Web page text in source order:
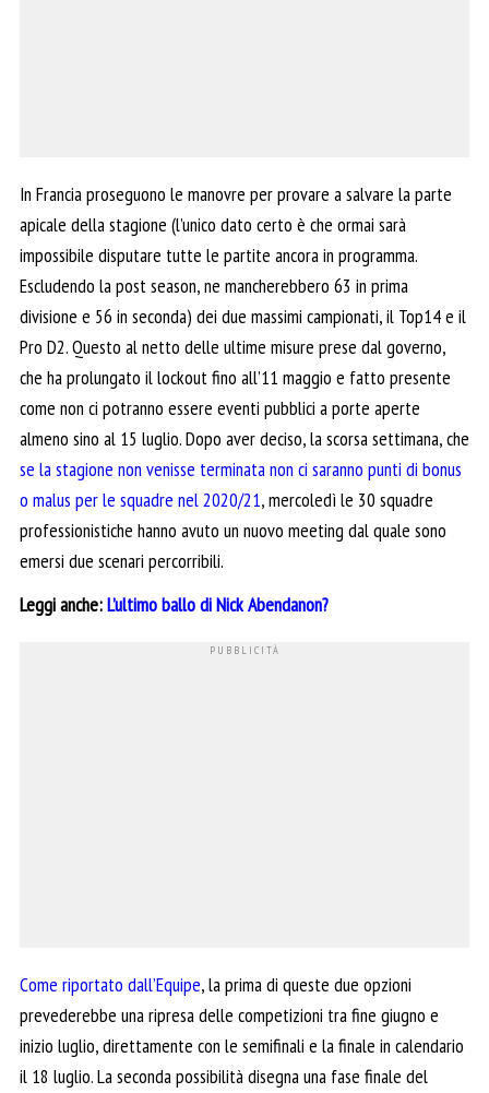
In Francia proseguono le manovre per provare a salvare la parte
apicale della stagione (l’unico dato certo è che ormai sarà
impossibile disputare tutte le partite ancora in programma.
Escludendo la post season, ne mancherebbero 63 in prima
divisione e 56 in seconda) dei due massimi campionati, il Top14 e il
Pro D2. Questo al netto delle ultime misure prese dal governo,
che ha prolungato il lockout fino all’11 maggio e fatto presente
come non ci potranno essere eventi pubblici a porte aperte
almeno sino al 15 luglio. Dopo aver deciso, la scorsa settimana, che
se la stagione non venisse terminata non ci saranno punti di bonus
o malus per le squadre nel 2020/21, mercoledì le 30 squadre
professionistiche hanno avuto un nuovo meeting dal quale sono
emersi due scenari percorribili.
Leggi anche:L’ultimo ballo di Nick Abendanon?
Come riportato dall’Equipe, la prima di queste due opzioni
prevederebbe una ripresa delle competizioni tra fine giugno e
inizio luglio, direttamente con le semifinali e la finale in calendario
il 18 luglio. La seconda possibilità disegna una fase finale del